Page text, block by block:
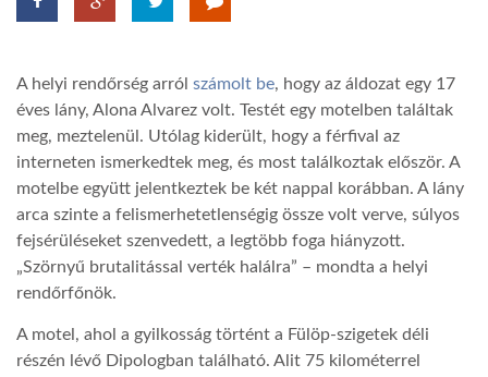
TROPICALMAGAZIN
GLOBOTV
AFRIKA TUDÁSTÁR
A NAP SZÉPE
A helyi rendőrség arról számolt be, hogy az áldozat egy 17
éves lány, Alona Alvarez volt. Testét egy motelben találtak
meg, meztelenül. Utólag kiderült, hogy a férfival az
interneten ismerkedtek meg, és most találkoztak először. A
motelbe együtt jelentkeztek be két nappal korábban. A lány
arca szinte a felismerhetetlenségig össze volt verve, súlyos
fejsérüléseket szenvedett, a legtöbb foga hiányzott.
„Szörnyű brutalitással verték halálra” – mondta a helyi
rendőrfőnök.
A motel, ahol a gyilkosság történt a Fülöp-szigetek déli
részén lévő Dipologban található. Alit 75 kilométerrel